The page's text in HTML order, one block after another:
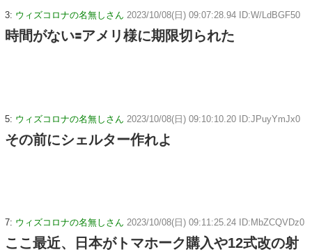
3: ウィズコロナの名無しさん 2023/10/08(日) 09:07:28.94 ID:W/LdBGF50
時間がない🟰アメリ様に期限切られた
5: ウィズコロナの名無しさん 2023/10/08(日) 09:10:10.20 ID:JPuyYmJx0
その前にシェルター作れよ
7: ウィズコロナの名無しさん 2023/10/08(日) 09:11:25.24 ID:MbZCQVDz0
ここ最近、日本がトマホーク購入や12式改の射